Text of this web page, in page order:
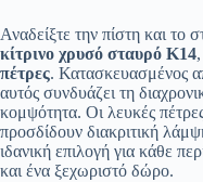
Αναδείξτε την πίστη και το
κίτρινο χρυσό σταυρό Κ14
πέτρες. Κατασκευασμένος
αυτός συνδυάζει τη
κομψότητα. Οι λευκές
προσδίδουν διακριτική
ιδανική επιλογή για κάθε
και ένα ξεχωριστό δώρο.